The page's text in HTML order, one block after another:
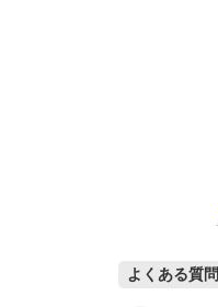
よくある質問